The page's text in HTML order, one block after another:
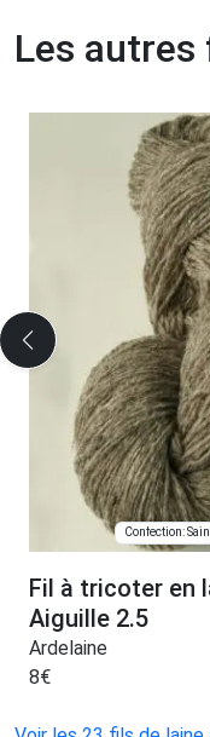
Les
Confection:
Fil à tricoter en
Aiguille 2.5
Ardelaine
8€